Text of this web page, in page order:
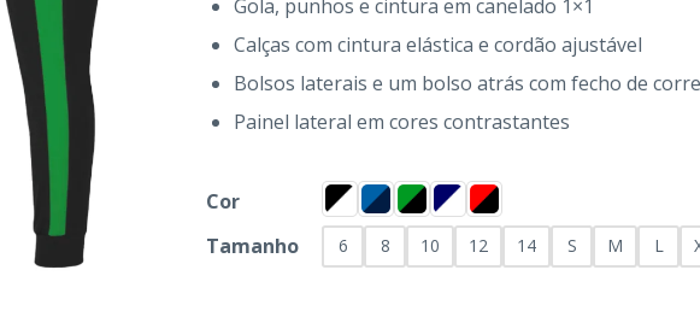
Gola, punhos e cintura em canelado 1×1
Calças com cintura elástica e cordão ajustável
Bolsos laterais e um bolso atrás com fecho de
Painel lateral em cores contrastantes
Cor
Tamanho
6 8 10 12 14 S M L